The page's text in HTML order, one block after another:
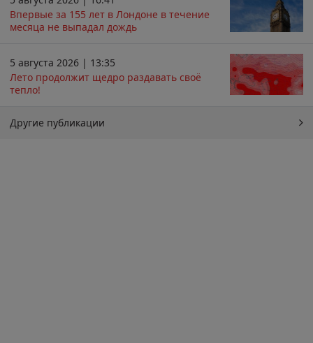
Впервые за 155 лет в Лондоне в течение
месяца не выпадал дождь
5 августа 2026 | 13:35
Лето продолжит щедро раздавать своё
тепло!
Другие публикации